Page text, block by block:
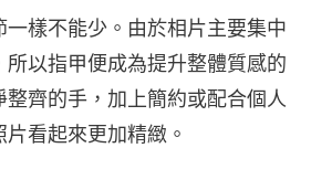
樣不能少。由於相片主要集中
以指甲便成為提升整體質感的
整齊的手，加上簡約或配合個人
看起來更加精緻。